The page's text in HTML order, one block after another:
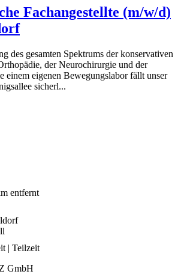
Fachangestellte (m/w/d)
des gesamten Spektrums der konservativen
der Neurochirurgie und der
einem eigenen Bewegungslabor fällt unser
sicherl...
entfernt
| Teilzeit
GmbH